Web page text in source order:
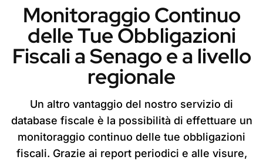
Monitoraggio Continuo
delle Tue Obbligazioni
Fiscali a Senago e a livello
regionale
Un altro vantaggio del nostro servizio di
database fiscale è la possibilità di effettuare un
monitoraggio continuo delle tue obbligazioni
fiscali. Grazie ai report periodici e alle visure,